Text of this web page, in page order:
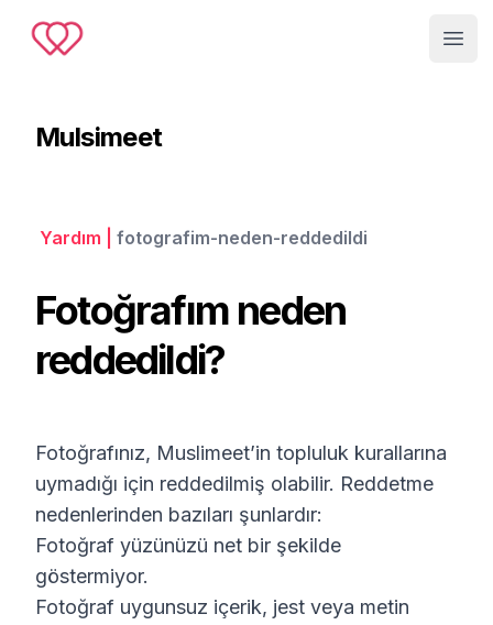
Muslimeet
Mulsimeet
Yardım fotografim-neden-reddedildi
Fotoğrafım neden
reddedildi?
Fotoğrafınız, Muslimeet’in topluluk kurallarına
uymadığı için reddedilmiş olabilir. Reddetme
nedenlerinden bazıları şunlardır:
Fotoğraf yüzünüzü net bir şekilde
göstermiyor.
Fotoğraf uygunsuz içerik, jest veya metin